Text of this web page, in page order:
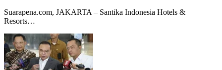
Suarapena.com, JAKARTA – Santika Indonesia Hotels &
Resorts…